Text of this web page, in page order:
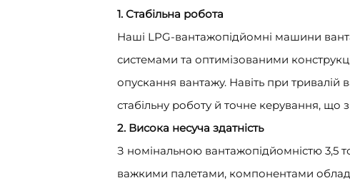
1. Стабільна робота
Наші LPG-вантажопідйомні машини
системами та оптимізованими
опускання вантажу. Навіть при тривалій
стабільну роботу й точне керування, що
2. Висока несуча здатність
З номінальною вантажопідйомністю 3,5
важкими палетами, компонентами